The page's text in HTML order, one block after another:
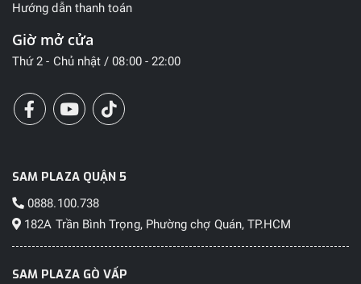
Hướng dẫn thanh toán
Giờ mở cửa
Thứ 2 - Chủ nhật / 08:00 - 22:00
SAM PLAZA QUẬN 5
0888.100.738
182A Trần Bình Trọng, Phường chợ Quán, TP.HCM
SAM PLAZA GÒ VẤP